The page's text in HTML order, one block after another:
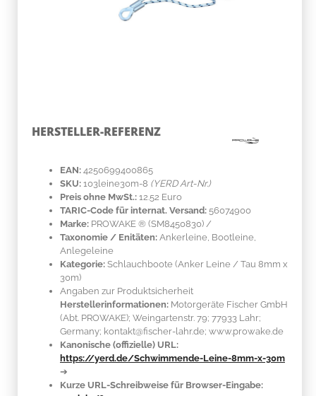
HERSTELLER-REFERENZ
EAN: 4250699400865
SKU: 103leine30m-8 (YERD Art-Nr.)
Preis ohne MwSt.: 12.52 Euro
TARIC-Code für internat. Versand: 56074900
Marke: PROWAKE ® (SM8450830) /
Taxonomie / Enitäten: Ankerleine, Bootleine,
Anlegeleine
Kategorie: Schlauchboote (Anker Leine / Tau 8mm x
30m)
Angaben zur Produktsicherheit
Herstellerinformationen: Motorgeräte Fischer GmbH
(Abt. PROWAKE); Weingartenstr. 79; 77933 Lahr;
Germany; kontakt@fischer-lahr.de; www.prowake.de
Kanonische (offizielle) URL:
https://yerd.de/Schwimmende-Leine-8mm-x-30m
➔
Kurze URL-Schreibweise für Browser-Eingabe: